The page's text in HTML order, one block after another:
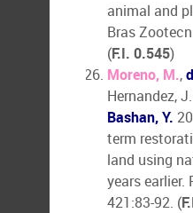
animal and
Bras
(F.I. 0.545)
Moreno, M.,
Hernandez,
Bashan, Y.
term
land using
years earlier.
421:83-92. (